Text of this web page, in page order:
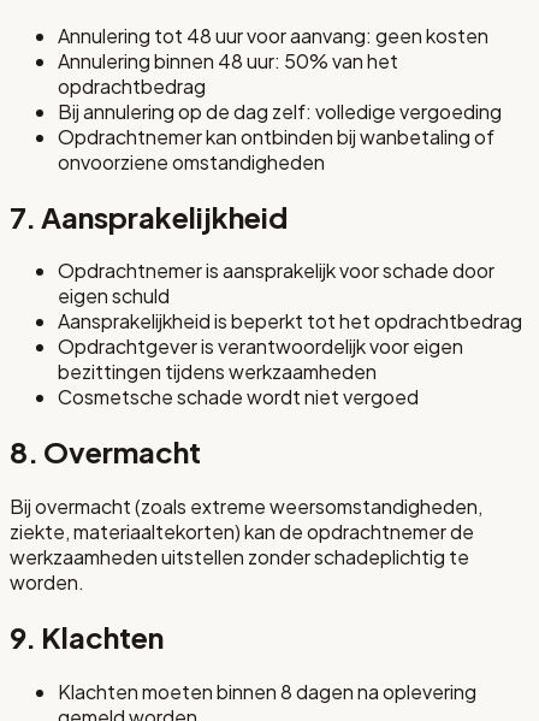
Annulering tot 48 uur voor aanvang: geen kosten
Annulering binnen 48 uur: 50% van het
opdrachtbedrag
Bij annulering op de dag zelf: volledige vergoeding
Opdrachtnemer kan ontbinden bij wanbetaling of
onvoorziene omstandigheden
7. Aansprakelijkheid
Opdrachtnemer is aansprakelijk voor schade door
eigen schuld
Aansprakelijkheid is beperkt tot het opdrachtbedrag
Opdrachtgever is verantwoordelijk voor eigen
bezittingen tijdens werkzaamheden
Cosmetsche schade wordt niet vergoed
8. Overmacht
Bij overmacht (zoals extreme weersomstandigheden,
ziekte, materiaaltekorten) kan de opdrachtnemer de
werkzaamheden uitstellen zonder schadeplichtig te
worden.
9. Klachten
Klachten moeten binnen 8 dagen na oplevering